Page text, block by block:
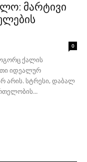
მარტივი
0
ქალის
იდეალურ
არის. სტრესი, დაბალ